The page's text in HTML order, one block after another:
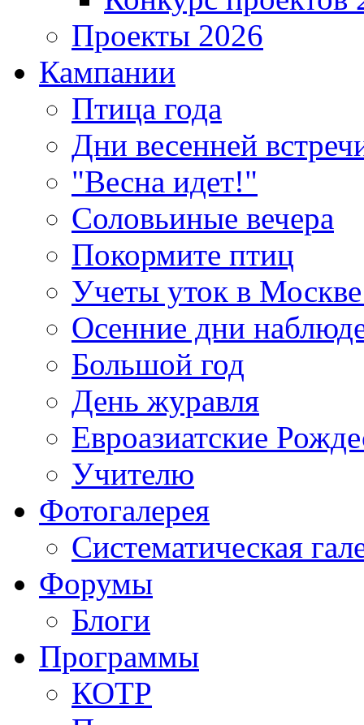
Проекты 2026
Кампании
Птица года
Дни весенней
"Весна идет!"
Соловьиные вечера
Покормите птиц
Учеты уток в
Осенние дни
Большой год
День журавля
Евроазиатские
Учителю
Фотогалерея
Систематическая
Форумы
Блоги
Программы
КОТР